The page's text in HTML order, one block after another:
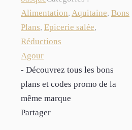
Alimentation, Aquitaine, Bons
Plans, Epicerie salée,
Réductions
Agour
- Découvrez tous les bons
plans et codes promo de la
même marque
Partager